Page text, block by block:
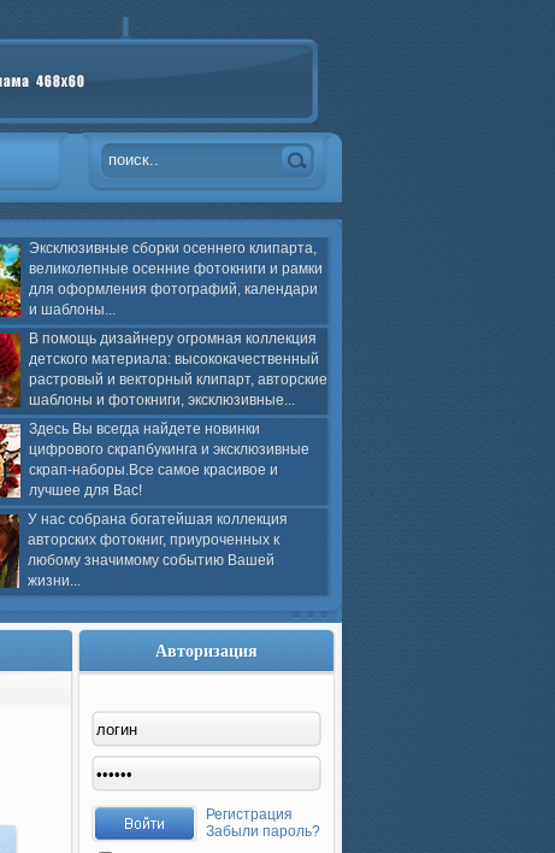
Эксклюзивные сборки осеннего клипарта,
великолепные осенние фотокниги и рамки
для оформления фотографий, календари
и шаблоны...
В помощь дизайнеру огромная коллекция
детского материала: высококачественный
растровый и векторный клипарт, авторские
шаблоны и фотокниги, эксклюзивные...
Здесь Вы всегда найдете новинки
цифрового скрапбукинга и эксклюзивные
скрап-наборы.Все самое красивое и
лучшее для Вас!
У нас собрана богатейшая коллекция
авторских фотокниг, приуроченных к
любому значимому событию Вашей
жизни...
Авторизация
Регистрация
Забыли пароль?